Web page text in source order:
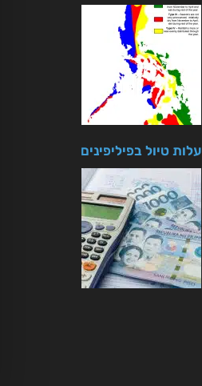
עלות טיול בפיליפינים